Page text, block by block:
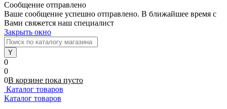
Сообщение отправлено
Ваше сообщение успешно отправлено. В ближайшее время с
Вами свяжется наш специалист
Закрыть окно
0
0
0В корзине пока пусто
Каталог товаров
Каталог товаров